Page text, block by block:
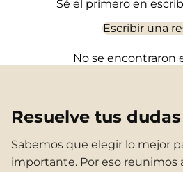
Sé el primero en
Escribir una
No se encontraron
Resuelve tus
Sabemos que elegir lo mejor
importante. Por eso reunimos